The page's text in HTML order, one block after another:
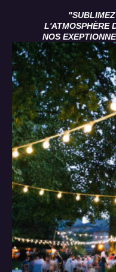
L'ATMOSPHÈRE
NOS